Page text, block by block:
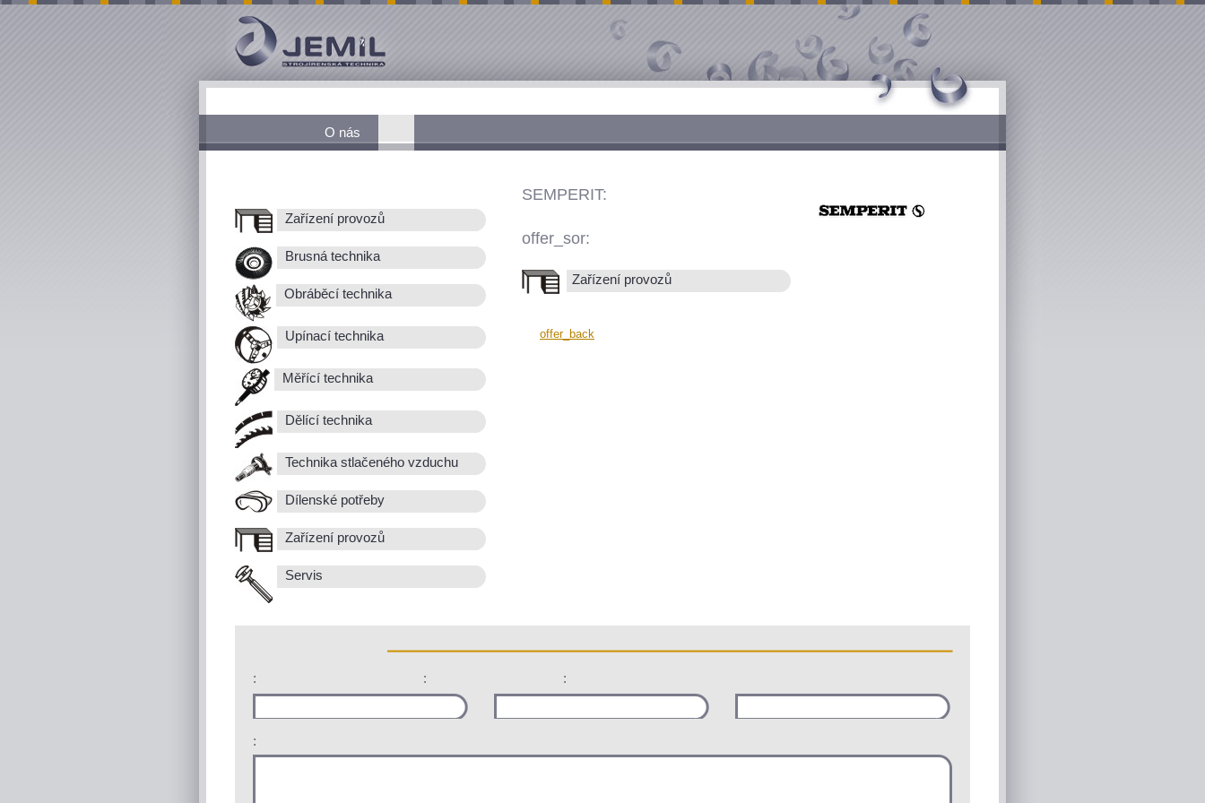
O nás
Zařízení provozů
Brusná technika
Obráběcí technika
Upínací technika
Měřící technika
Dělící technika
Technika stlačeného vzduchu
Dílenské potřeby
Zařízení provozů
Servis
SEMPERIT:
offer_sor:
Zařízení provozů
offer_back
: : :
: